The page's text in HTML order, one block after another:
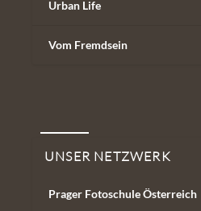
Urban Life
Vom Fremdsein
Unser Netzwerk
UNSER NETZWERK
Prager Fotoschule Österreich